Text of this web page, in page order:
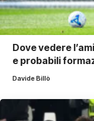
Dove vedere
e probabili
Davide Billò